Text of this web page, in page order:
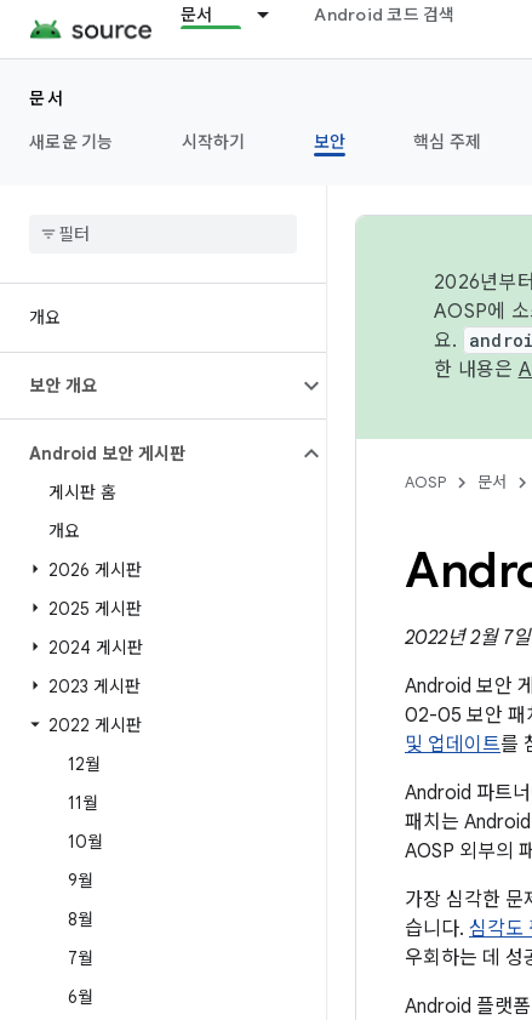
문서 Android 코드 검색
문서
새로운 기능
시작하기 보안 핵심 주제
개요
보안 개요
Android 보안 게시판
게시판 홈
개요
2026 게시판
2025 게시판
2024 게시판
2023 게시판
2022 게시판
12월
11월
10월
9월
8월
7월
6월
2026년부
AOSP에
요.
한 내용은
AOSP 문서
2022년 2월 7
Android 보안
02-05 보안 패
및 업데이트를
Android 파트
패치는
AOSP 외부의
가장 심각한 문
습니다. 심각도
우회하는 데 성
Android 플랫